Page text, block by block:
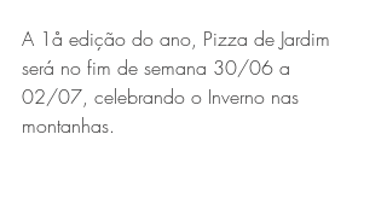
A 1å edição do ano, Pizza de Jardim
será no fim de semana 30/06 a
02/07, celebrando o Inverno nas
montanhas.